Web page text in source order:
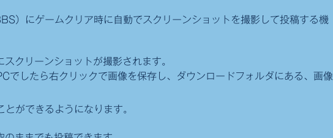
）にゲームクリア時に自動でスクリーンショットを撮影して投稿する機
クリーンショットが撮影されます。
でしたら右クリックで画像を保存し、ダウンロードフォルダにある、画像
とができるようになります。